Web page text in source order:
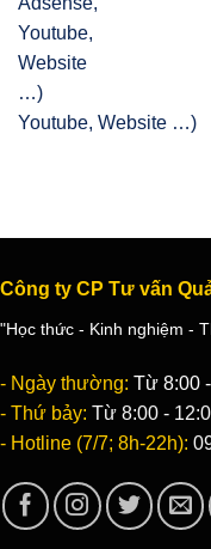
Youtube, Website …)
Công ty CP Tư vấn
"Học thức - Kinh nghiệm -
- Ngày thường: Từ 8:00
- Thứ bảy: Từ 8:00 -
- Hotline (7/7; 8h-22h):